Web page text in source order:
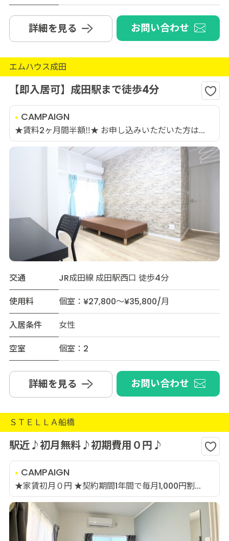
詳細を見る お問い合わせ
エムハウス成田
【即入居可】成田駅まで徒歩4分
CAMPAIGN
★賃料2ヶ月間半額‼★ お申し込みいただいた方は...
交通
JR成田線 成田駅西口 徒歩4分
使用料
個室：¥27,800～¥35,800/月
入居条件
女性
空室
個室：2
詳細を見る お問い合わせ
ＳＴＥＬＬＡ船橋
駅近♪初月無料♪初期費用０円♪
CAMPAIGN
★家賃初月０円 ★契約期間1年間で毎月1,000円割...